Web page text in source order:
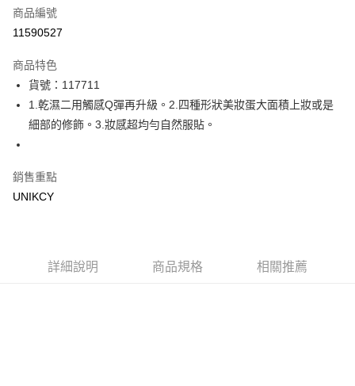
信用卡一次付款
LINE Pay
Apple Pay
悠遊付
Google Pay
7-11取貨付款［需3-5個工作天不含預購商品］
商品編號
11590527
商品特色
貨號：117711
1.乾濕二用觸感Q彈再升級。2.四種形狀美妝蛋大面積上妝或是
細部的修飾。3.妝感超均勻自然服貼。
銷售重點
UNIKCY
詳細說明 商品規格 相關推薦